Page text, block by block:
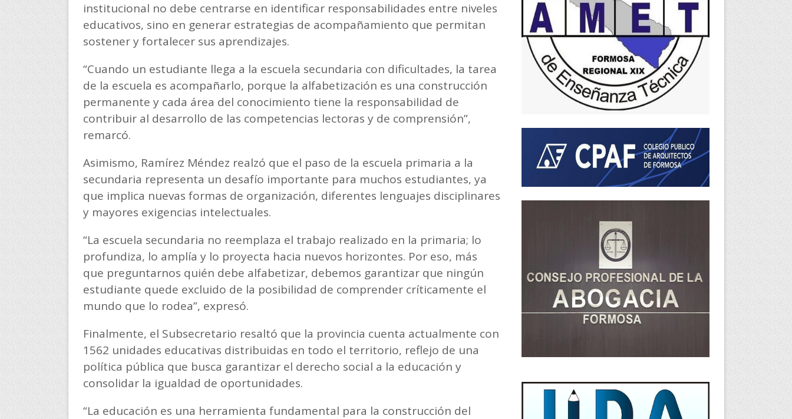
institucional no debe centrarse en identificar responsabilidades entre niveles
educativos, sino en generar estrategias de acompañamiento que permitan
sostener y fortalecer sus aprendizajes.
“Cuando un estudiante llega a la escuela secundaria con dificultades, la tarea
de la escuela es acompañarlo, porque la alfabetización es una construcción
permanente y cada área del conocimiento tiene la responsabilidad de
contribuir al desarrollo de las competencias lectoras y de comprensión”,
remarcó.
Asimismo, Ramírez Méndez realzó que el paso de la escuela primaria a la
secundaria representa un desafío importante para muchos estudiantes, ya
que implica nuevas formas de organización, diferentes lenguajes disciplinares
y mayores exigencias intelectuales.
“La escuela secundaria no reemplaza el trabajo realizado en la primaria; lo
profundiza, lo amplía y lo proyecta hacia nuevos horizontes. Por eso, más
que preguntarnos quién debe alfabetizar, debemos garantizar que ningún
estudiante quede excluido de la posibilidad de comprender críticamente el
mundo que lo rodea”, expresó.
Finalmente, el Subsecretario resaltó que la provincia cuenta actualmente con
1562 unidades educativas distribuidas en todo el territorio, reflejo de una
política pública que busca garantizar el derecho social a la educación y
consolidar la igualdad de oportunidades.
“La educación es una herramienta fundamental para la construcción del